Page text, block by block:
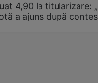
4,90 la titularizare:
a ajuns după